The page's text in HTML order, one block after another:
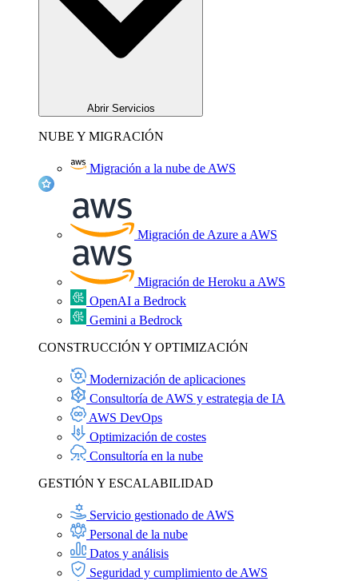
Abrir Servicios
NUBE Y MIGRACIÓN
Migración a la nube de AWS
Migración de Azure a AWS
Migración de Heroku a AWS
OpenAI a Bedrock
Gemini a Bedrock
CONSTRUCCIÓN Y OPTIMIZACIÓN
Modernización de aplicaciones
Consultoría de AWS y estrategia de IA
AWS DevOps
Optimización de costes
Consultoría en la nube
GESTIÓN Y ESCALABILIDAD
Servicio gestionado de AWS
Personal de la nube
Datos y análisis
Seguridad y cumplimiento de AWS